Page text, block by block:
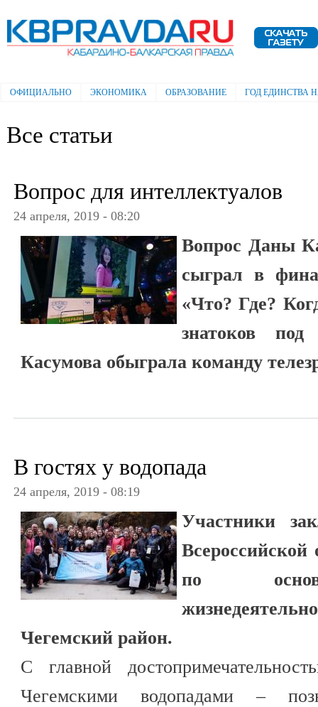
Электронная газета "Кабардино-
Балкарская правда"
Главное меню
ОФИЦИАЛЬНО ЭКОНОМИКА ОБРАЗОВАНИЕ ГОД ЕДИНСТВА
Все статьи
Вопрос для интеллектуалов
24 апреля, 2019 - 08:20
Вопрос Даны
сыграл в
«Что? Где?
знатоков
Касумова обыграла команду
В гостях у водопада
24 апреля, 2019 - 08:19
Участники
по
Чегемский район.
С главной
Чегемскими водопадами –